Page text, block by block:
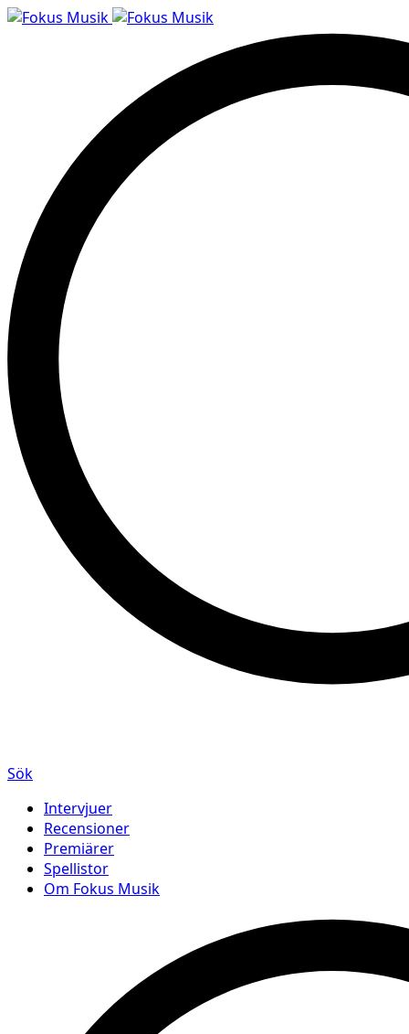
Sök
Intervjuer
Recensioner
Premiärer
Spellistor
Om Fokus Musik